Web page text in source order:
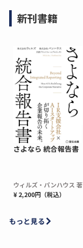
新刊書籍
さよなら 統合報告書
ウィルズ・パンハウス 著
¥ 2,200円（税込）
もっと見る